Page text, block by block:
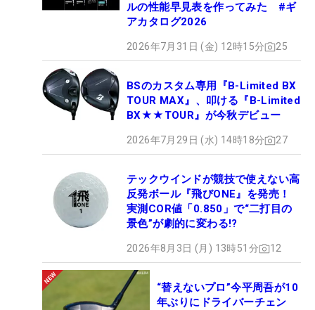
ルの性能早見表を作ってみた #ギ
アカタログ2026
2026年7月31日 (金) 12時15分 25
BSのカスタム専用『B-Limited BX
TOUR MAX』、叩ける『B-Limited
BX★★TOUR』が今秋デビュー
2026年7月29日 (水) 14時18分 27
テックウインドが競技で使えない高
反発ボール『飛びONE』を発売！
実測COR値「0.850」で“二打目の
景色”が劇的に変わる!?
2026年8月3日 (月) 13時51分 12
“替えないプロ”今平周吾が10
年ぶりにドライバーチェン